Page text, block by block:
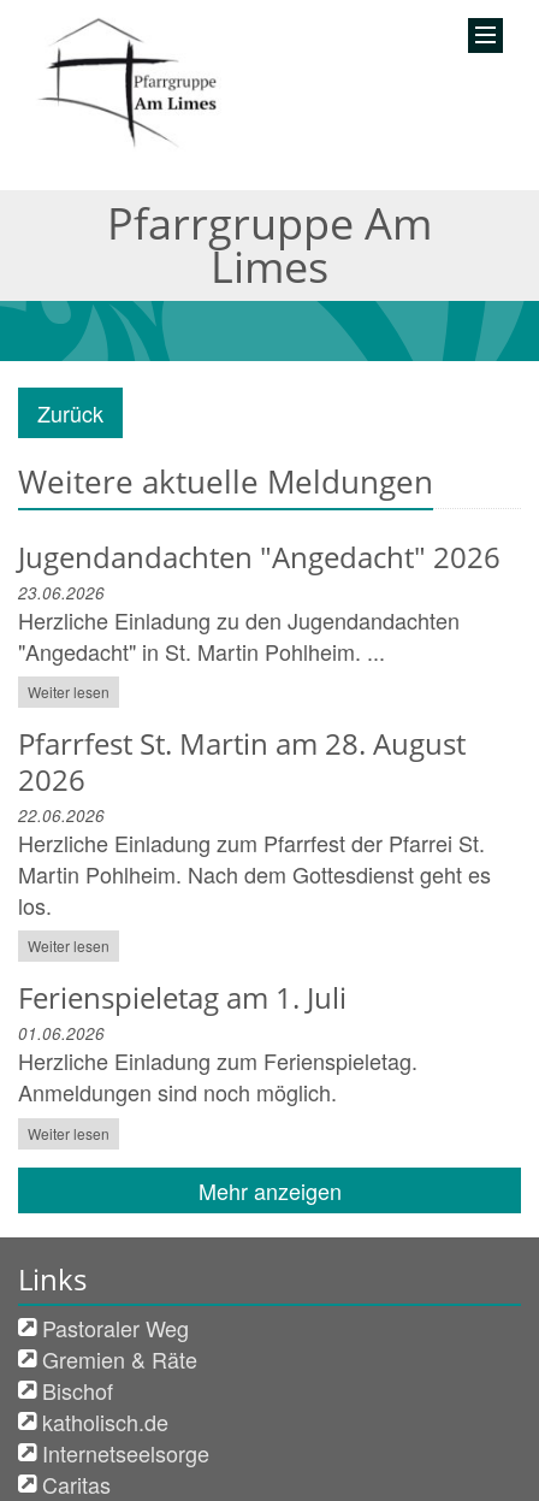
Pfarrgruppe Am
Limes
Zurück
Weitere aktuelle Meldungen
Jugendandachten "Angedacht" 2026
23.06.2026
Herzliche Einladung zu den Jugendandachten
"Angedacht" in St. Martin Pohlheim. ...
Weiter lesen
Pfarrfest St. Martin am 28. August
2026
22.06.2026
Herzliche Einladung zum Pfarrfest der Pfarrei St.
Martin Pohlheim. Nach dem Gottesdienst geht es
los.
Weiter lesen
Ferienspieletag am 1. Juli
01.06.2026
Herzliche Einladung zum Ferienspieletag.
Anmeldungen sind noch möglich.
Weiter lesen
Mehr anzeigen
Links
Pastoraler Weg
Gremien & Räte
Bischof
katholisch.de
Internetseelsorge
Caritas